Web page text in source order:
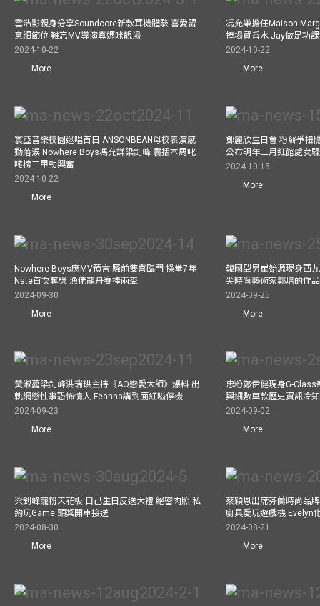
雲浩影親身分享Soundcore新款耳機體驗 喜愛留
意細節位 難忘MV導演真媽咪靚湯
2024-10-22
More
馮允謙擔任Maison
捧場買香水 Jay做足功
2024-10-22
More
寰亞音樂校園巡唱首日 ANSONBEAN母校表演感
動落淚 Nowhere Boys馮允謙梁釗峰 囊括本周叱
咤榜三甲勁興奮
2024-10-22
More
鄧麗欣生日會 粉絲爭扭
公布明年三月紅館處女
2024-10-15
More
Nowhere Boys應MV預言 騷前雙喜臨門 操拳7年
Nate首次奪獎 漁佬龍舟賽捧兩盃
2024-09-30
More
韓國型男崔始源現身西
尖時尚藝術家郭培的作
2024-09-25
More
黃淑蔓梁釗峰洪瑞珙主持《AO戀愛大師》爆料 出
軌網戀性事恐怖情人 Feanna講到面紅嗌停機
2024-09-23
More
忠粉鄭伊健現身G-
興細數車款歷史資訊冷
2024-09-02
More
梁釗峰寵粉天花板 自己生日反送大禮 絕密肉照 私
約玩Game 頭獎開車接送
2024-08-30
More
蔡穎恩出席芬蘭時尚品
廚具愛玩遊戲機 Evelyn
2024-08-21
More